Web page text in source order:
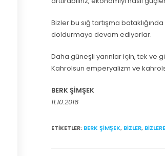
Bizler bu sığ tartışma
doldurmaya devam ediyorlar.
Daha güneşli yarınlar için, tek ve
Kahrolsun emperyalizm ve
BERK ŞİMŞEK
11.10.2016
ETIKETLER: BERK ŞIMŞEK, BIZLER, BIZLERE